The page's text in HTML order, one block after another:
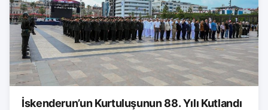
İskenderun’un Kurtuluşunun 88. Yılı Kutlandı